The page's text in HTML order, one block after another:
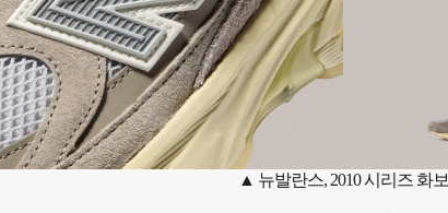
▲ 뉴발란스, 2010 시리즈 화보